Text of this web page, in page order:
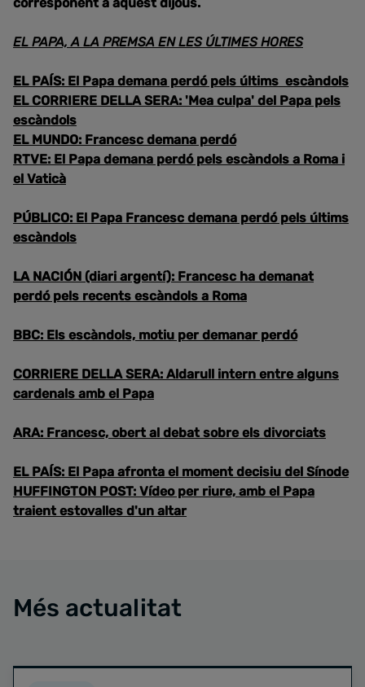
EL PAPA, A LA PREMSA EN LES ÚLTIMES HORES
EL PAÍS: El Papa demana perdó pels últims escàndols
EL CORRIERE DELLA SERA: 'Mea culpa' del Papa pels
escàndols
EL MUNDO: Francesc demana perdó
RTVE: El Papa demana perdó pels escàndols a Roma i
el Vaticà
PÚBLICO: El Papa Francesc demana perdó pels últims
escàndols
LA NACIÓN (diari argentí): Francesc ha demanat
perdó pels recents escàndols a Roma
BBC: Els escàndols, motiu per demanar perdó
CORRIERE DELLA SERA: Aldarull intern entre alguns
cardenals amb el Papa
ARA: Francesc, obert al debat sobre els divorciats
EL PAÍS: El Papa afronta el moment decisiu del Sínode
HUFFINGTON POST: Vídeo per riure, amb el Papa
traient estovalles d'un altar
Més actualitat